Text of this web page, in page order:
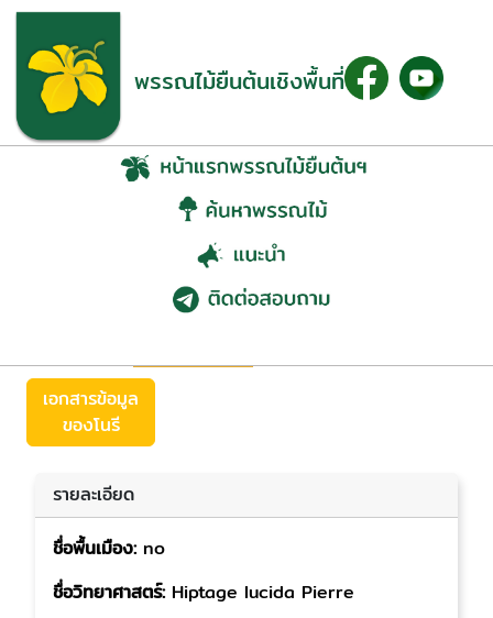
พรรณไม้ยืนต้นเชิงพื้นที่
โนรี (Hiptage lucida
เอกสารข้อมูล
ของโนรี
รายละเอียด
ชื่อพื้นเมือง: no
ชื่อวิทยาศาสตร์: Hiptage lucida Pierre